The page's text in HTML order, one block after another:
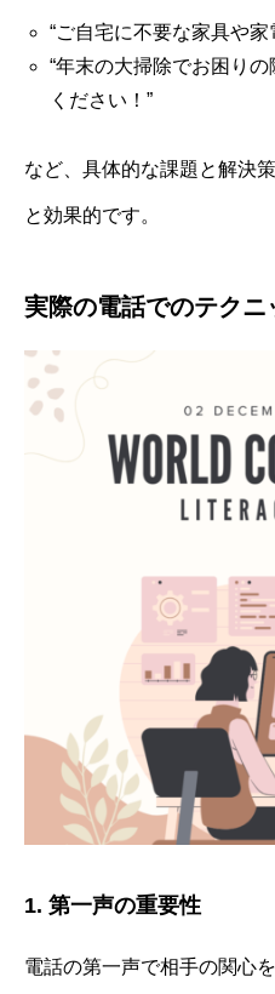
“ご自宅に不要な家具や
“年末の大掃除でお困り
ください！”
など、具体的な課題と解決
と効果的です。
実際の電話でのテクニ
1. 第一声の重要性
電話の第一声で相手の関心